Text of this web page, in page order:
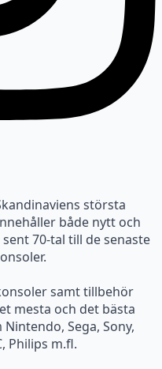
största
både nytt och
70-tal till de senaste
samt tillbehör
mesta och det bästa
Sega, Sony,
Philips m.fl.